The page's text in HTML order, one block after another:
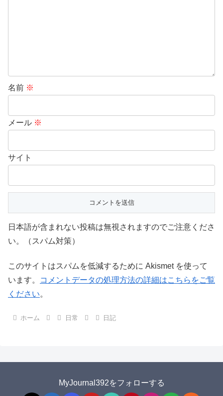
名前 ※
メール ※
サイト
日本語が含まれない投稿は無視されますのでご注意くださ
い。（スパム対策）
このサイトはスパムを低減するために Akismet を使って
います。
コメントデータの処理方法の詳細はこちらをご覧
ください。
ホーム 日常 日記
MyJournal392をフォローする